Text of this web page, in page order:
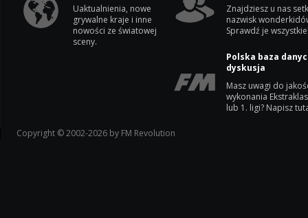
Uaktualnienia, nowe
grywalne kraje i inne
nowości ze światowej
sceny.
Znajdziesz u nas
nazwisk
Sprawdź je
Polska baza
dyskusja
Masz uwagi do
wykonania
lub 1. ligi? Napisz
Copyright © 2002-2026 by FM Revolution